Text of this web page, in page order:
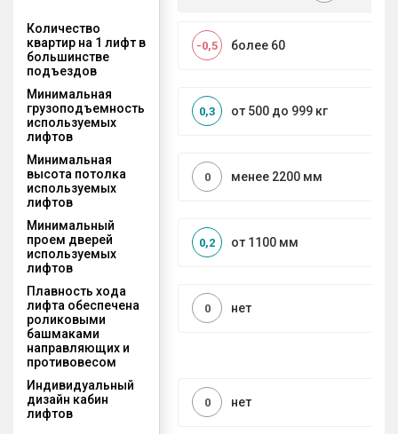
Количество
квартир на 1 лифт в
большинстве
подъездов
более 60
-0,5
Минимальная
грузоподъемность
используемых
лифтов
от 500 до 999 кг
0,3
Минимальная
высота потолка
используемых
лифтов
менее 2200 мм
0
Минимальный
проем дверей
используемых
лифтов
от 1100 мм
0,2
Плавность хода
лифта обеспечена
роликовыми
башмаками
направляющих и
противовесом
нет
0
Индивидуальный
дизайн кабин
лифтов
нет
0